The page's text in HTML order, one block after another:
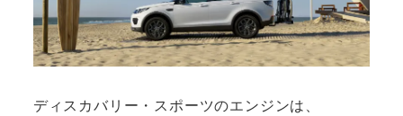
ディスカバリー・スポーツのエンジンは、